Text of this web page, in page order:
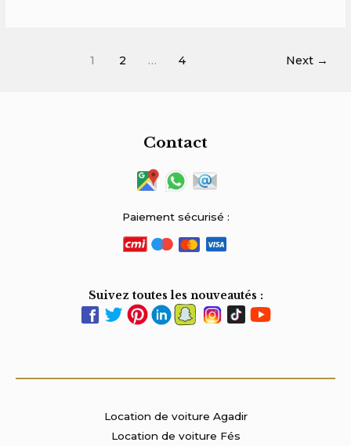
1 2 … 4 Next →
Contact
Paiement sécurisé :
Suivez toutes les nouveautés :
Location de voiture Agadir
Location de voiture Fés